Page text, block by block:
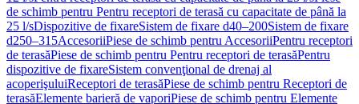
de schimb pentru Pentru receptori de terasă cu capacitate de până la
25 l/sDispozitive de fixareSistem de fixare d40–200Sistem de fixare
d250–315AccesoriiPiese de schimb pentru AccesoriiPentru receptori
de terasăPiese de schimb pentru Pentru receptori de terasăPentru
dispozitive de fixareSistem convenţional de drenaj al
acoperişuluiReceptori de terasăPiese de schimb pentru Receptori de
terasăElemente barieră de vaporiPiese de schimb pentru Elemente